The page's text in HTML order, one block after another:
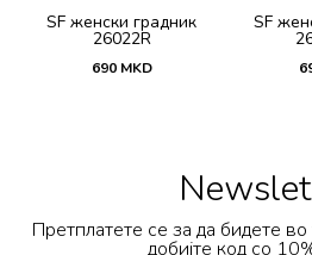
SF женски градник
26022R
690 MKD
SF
Претплатете се за да бидете
добијте код со